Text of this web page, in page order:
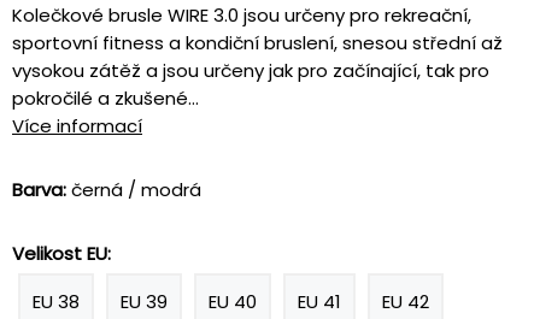
Kolečkové brusle WIRE 3.0 jsou určeny pro rekreační,
sportovní fitness a kondiční bruslení, snesou střední až
vysokou zátěž a jsou určeny jak pro začínající, tak pro
pokročilé a zkušené...
Více informací
Barva:černá / modrá
Velikost EU:
EU 38
EU 39 EU 40 EU 41 EU 42